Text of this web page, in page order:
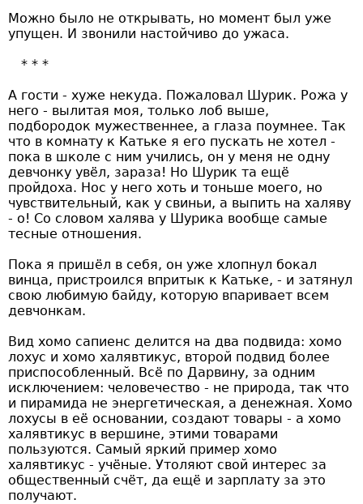
Можно было не открывать, но момент был уже
упущен. И звонили настойчиво до ужаса.
А гости - хуже некуда. Пожаловал Шурик. Рожа у
него - вылитая моя, только лоб выше,
подбородок мужественнее, а глаза поумнее. Так
что в комнату к Катьке я его пускать не хотел -
пока в школе с ним учились, он у меня не одну
девчонку увёл, зараза! Но Шурик та ещё
пройдоха. Нос у него хоть и тоньше моего, но
чувствительный, как у свиньи, а выпить на халяву
- о! Со словом халява у Шурика вообще самые
тесные отношения.
Пока я пришёл в себя, он уже хлопнул бокал
винца, пристроился впритык к Катьке, - и затянул
свою любимую байду, которую впаривает всем
девчонкам.
Вид хомо сапиенс делится на два подвида: хомо
лохус и хомо халявтикус, второй подвид более
приспособленный. Всё по Дарвину, за одним
исключением: человечество - не природа, так что
и пирамида не энергетическая, а денежная. Хомо
лохусы в её основании, создают товары - а хомо
халявтикус в вершине, этими товарами
пользуются. Самый яркий пример хомо
халявтикус - учёные. Утоляют свой интерес за
общественный счёт, да ещё и зарплату за это
получают.